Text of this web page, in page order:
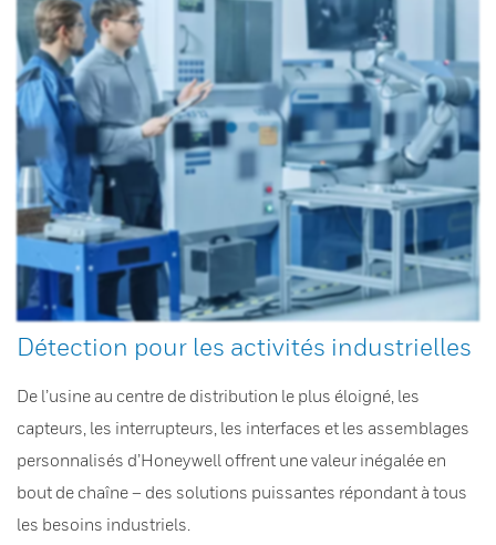
Détection pour les activités industrielles
De l’usine au centre de distribution le plus éloigné, les
capteurs, les interrupteurs, les interfaces et les assemblages
personnalisés d’Honeywell offrent une valeur inégalée en
bout de chaîne – des solutions puissantes répondant à tous
les besoins industriels.